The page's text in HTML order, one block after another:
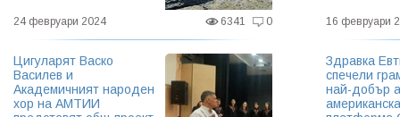
0
6341
24 февруари 2024 16 февруари
Цигуларят Васко
Василев и
Академичният народен
хор на АМТИИ
Здравка
спечели
най-добър